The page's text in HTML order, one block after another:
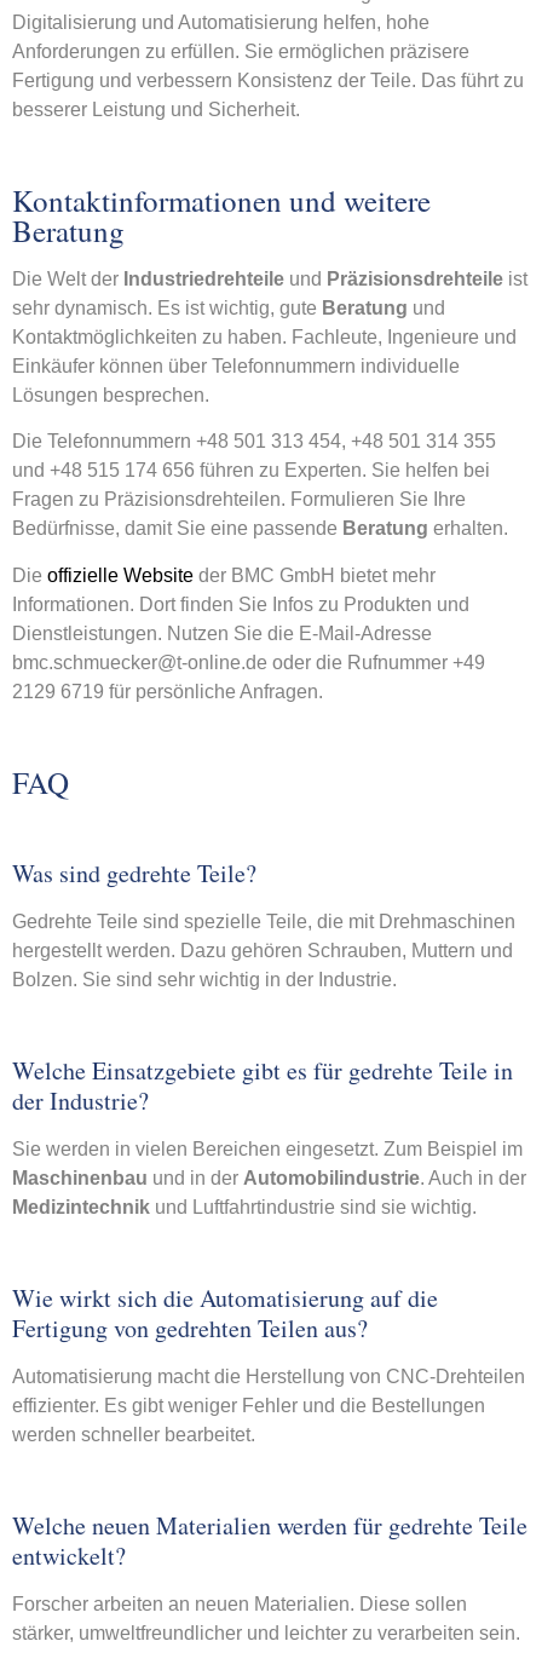
Digitalisierung und Automatisierung helfen, hohe
Anforderungen zu erfüllen. Sie ermöglichen präzisere
Fertigung und verbessern Konsistenz der Teile. Das führt zu
besserer Leistung und Sicherheit.
Kontaktinformationen und weitere
Beratung
Die Welt der Industriedrehteile und Präzisionsdrehteile ist
sehr dynamisch. Es ist wichtig, gute Beratung und
Kontaktmöglichkeiten zu haben. Fachleute, Ingenieure und
Einkäufer können über Telefonnummern individuelle
Lösungen besprechen.
Die Telefonnummern +48 501 313 454, +48 501 314 355
und +48 515 174 656 führen zu Experten. Sie helfen bei
Fragen zu Präzisionsdrehteilen. Formulieren Sie Ihre
Bedürfnisse, damit Sie eine passende Beratung erhalten.
Die offizielle Website der BMC GmbH bietet mehr
Informationen. Dort finden Sie Infos zu Produkten und
Dienstleistungen. Nutzen Sie die E-Mail-Adresse
bmc.schmuecker@t-online.de oder die Rufnummer +49
2129 6719 für persönliche Anfragen.
FAQ
Was sind gedrehte Teile?
Gedrehte Teile sind spezielle Teile, die mit Drehmaschinen
hergestellt werden. Dazu gehören Schrauben, Muttern und
Bolzen. Sie sind sehr wichtig in der Industrie.
Welche Einsatzgebiete gibt es für gedrehte Teile in
der Industrie?
Sie werden in vielen Bereichen eingesetzt. Zum Beispiel im
Maschinenbau und in der Automobilindustrie. Auch in der
Medizintechnik und Luftfahrtindustrie sind sie wichtig.
Wie wirkt sich die Automatisierung auf die
Fertigung von gedrehten Teilen aus?
Automatisierung macht die Herstellung von CNC-Drehteilen
effizienter. Es gibt weniger Fehler und die Bestellungen
werden schneller bearbeitet.
Welche neuen Materialien werden für gedrehte Teile
entwickelt?
Forscher arbeiten an neuen Materialien. Diese sollen
stärker, umweltfreundlicher und leichter zu verarbeiten sein.